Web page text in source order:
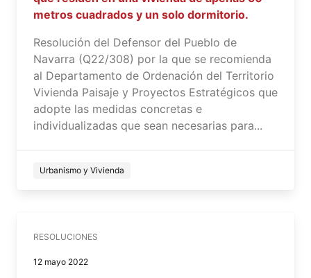
metros cuadrados y un solo dormitorio.
Resolución del Defensor del Pueblo de
Navarra (Q22/308) por la que se recomienda
al Departamento de Ordenación del Territorio
Vivienda Paisaje y Proyectos Estratégicos que
adopte las medidas concretas e
individualizadas que sean necesarias para...
Urbanismo y Vivienda
RESOLUCIONES
12 mayo 2022